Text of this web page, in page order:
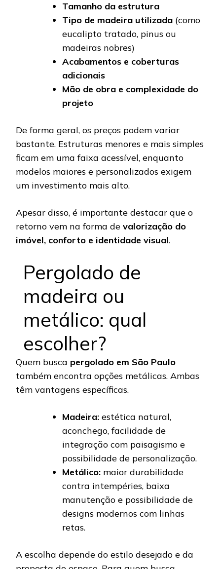
Tamanho da estrutura
Tipo de madeira utilizada (como
eucalipto tratado, pinus ou
madeiras nobres)
Acabamentos e coberturas
adicionais
Mão de obra e complexidade do
projeto
De forma geral, os preços podem variar
bastante. Estruturas menores e mais simples
ficam em uma faixa acessível, enquanto
modelos maiores e personalizados exigem
um investimento mais alto.
Apesar disso, é importante destacar que o
retorno vem na forma de valorização do
imóvel, conforto e identidade visual.
Pergolado de
madeira ou
metálico: qual
escolher?
Quem busca pergolado em São Paulo
também encontra opções metálicas. Ambas
têm vantagens específicas.
Madeira: estética natural,
aconchego, facilidade de
integração com paisagismo e
possibilidade de personalização.
Metálico: maior durabilidade
contra intempéries, baixa
manutenção e possibilidade de
designs modernos com linhas
retas.
A escolha depende do estilo desejado e da